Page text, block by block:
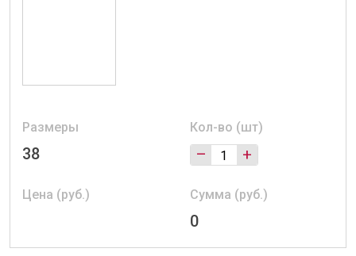
Размеры
38
Кол-во (шт)
– +
Цена (руб.) Сумма (руб.)
0